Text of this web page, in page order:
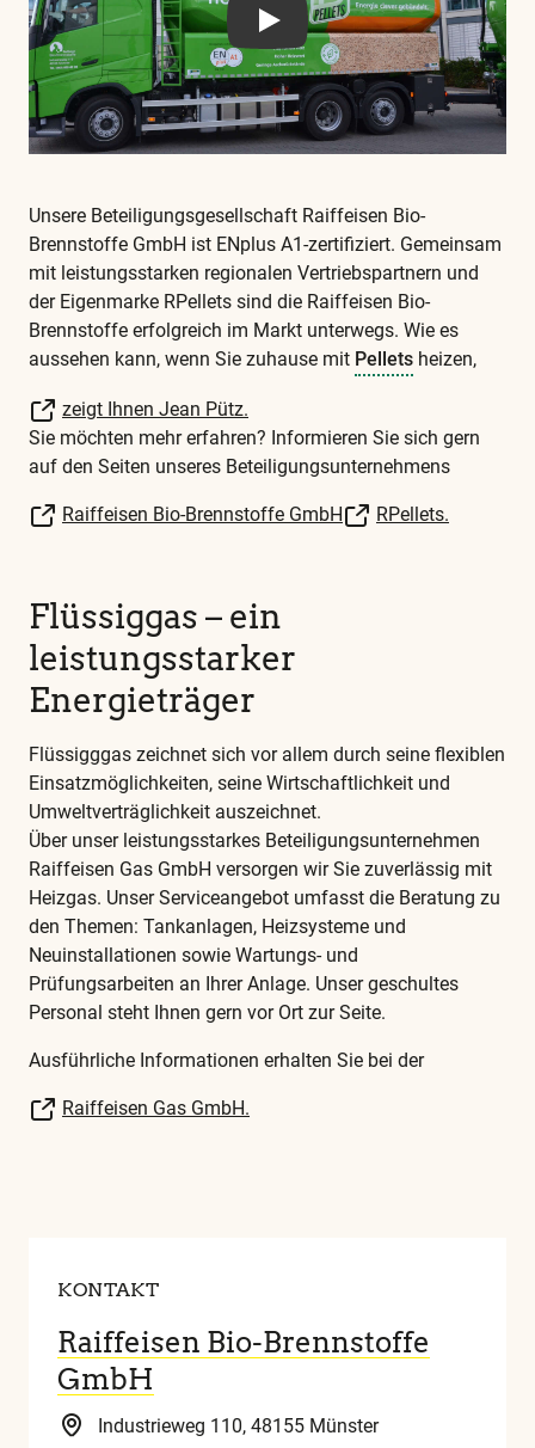
unserem
Glossar
Play
Unsere Beteiligungsgesellschaft Raiffeisen Bio-
Brennstoffe GmbH ist ENplus A1-zertifiziert. Gemeinsam
mit leistungsstarken regionalen Vertriebspartnern und
der Eigenmarke RPellets sind die Raiffeisen Bio-
Brennstoffe erfolgreich im Markt unterwegs. Wie es
aussehen kann, wenn Sie zuhause mit Pellets heizen,
zeigt Ihnen Jean Pütz.
Sie möchten mehr erfahren? Informieren Sie sich gern
auf den Seiten unseres Beteiligungsunternehmens
Raiffeisen Bio-Brennstoffe GmbH
RPellets.
alle
weiteren
wichtigen
Begriffe
finden
Sie
in
unserem
Glossar
Flüssiggas – ein
leistungsstarker
Energieträger
Flüssigggas zeichnet sich vor allem durch seine flexiblen
Einsatzmöglichkeiten, seine Wirtschaftlichkeit und
Umweltverträglichkeit auszeichnet.
Über unser leistungsstarkes Beteiligungsunternehmen
Raiffeisen Gas GmbH versorgen wir Sie zuverlässig mit
Heizgas. Unser Serviceangebot umfasst die Beratung zu
den Themen: Tankanlagen, Heizsysteme und
Neuinstallationen sowie Wartungs- und
Prüfungsarbeiten an Ihrer Anlage. Unser geschultes
Personal steht Ihnen gern vor Ort zur Seite.
Ausführliche Informationen erhalten Sie bei der
Raiffeisen Gas GmbH.
KONTAKT
Raiffeisen Bio-Brennstoffe
GmbH
Industrieweg 110, 48155 Münster